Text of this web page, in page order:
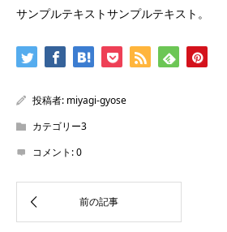
サンプルテキストサンプルテキスト。
投稿者: miyagi-gyose
カテゴリー3
コメント:0